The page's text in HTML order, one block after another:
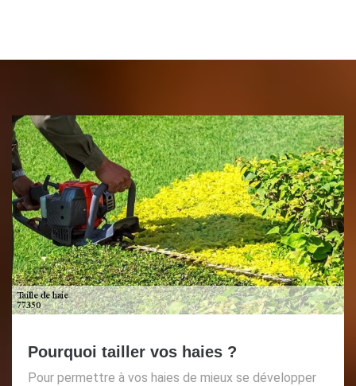
Pourquoi tailler vos haies ?
Pour permettre à vos haies de mieux se développer